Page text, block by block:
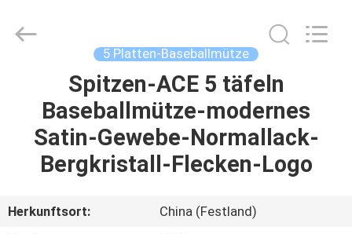
PRODUKTE
UNS
Ltd..
5 Platten-Baseballmütze
Spitzen-ACE 5 täfeln
Baseballmütze-modernes
Satin-Gewebe-Normallack-
Bergkristall-Flecken-Logo
Herkunftsort:
China (Festland)